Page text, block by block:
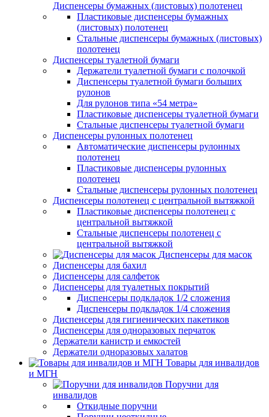
Диспенсеры бумажных (листовых) полотенец
Пластиковые диспенсеры бумажных
(листовых) полотенец
Стальные диспенсеры бумажных (листовых)
полотенец
Диспенсеры туалетной бумаги
Держатели туалетной бумаги с полочкой
Диспенсеры туалетной бумаги больших
рулонов
Для рулонов типа «54 метра»
Пластиковые диспенсеры туалетной бумаги
Стальные диспенсеры туалетной бумаги
Диспенсеры рулонных полотенец
Автоматические диспенсеры рулонных
полотенец
Пластиковые диспенсеры рулонных
полотенец
Стальные диспенсеры рулонных полотенец
Диспенсеры полотенец с центральной вытяжкой
Пластиковые диспенсеры полотенец с
центральной вытяжкой
Стальные диспенсеры полотенец с
центральной вытяжкой
Диспенсеры для масок
Диспенсеры для бахил
Диспенсеры для салфеток
Диспенсеры для туалетных покрытий
Диспенсеры подкладок 1/2 сложения
Диспенсеры подкладок 1/4 сложения
Диспенсеры для гигиенических пакетиков
Диспенсеры для одноразовых перчаток
Держатели канистр и емкостей
Держатели одноразовых халатов
Товары для инвалидов
и МГН
Поручни для
инвалидов
Откидные поручни